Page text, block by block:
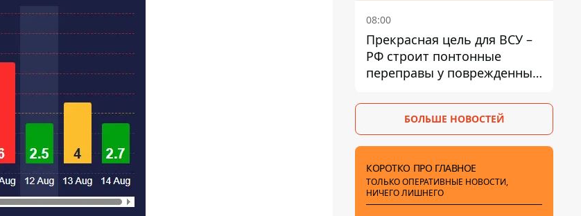
08:00
Прекрасная цель для ВСУ –
РФ строит понтонные
переправы у поврежденных
БОЛЬШЕ НОВОСТЕЙ
КОРОТКО ПРО ГЛАВНОЕ
ТОЛЬКО ОПЕРАТИВНЫЕ НОВОСТИ,
НИЧЕГО ЛИШНЕГО